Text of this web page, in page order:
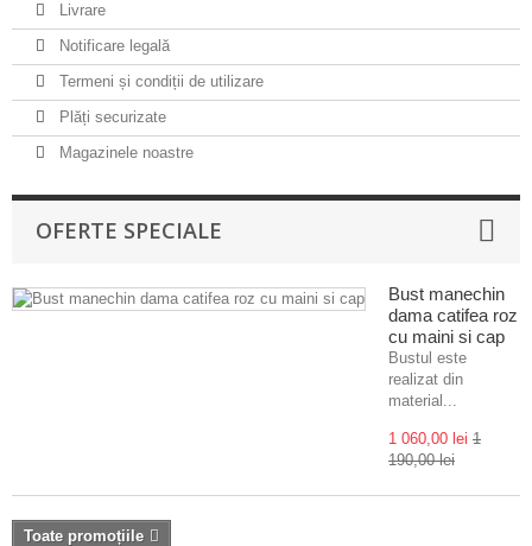
Livrare
Notificare legală
Termeni și condiții de utilizare
Plăți securizate
Magazinele noastre
OFERTE SPECIALE
Bust manechin
dama catifea roz
cu maini si cap
Bustul este
realizat din
material...
1 060,00 lei 1
190,00 lei
Toate promoțiile